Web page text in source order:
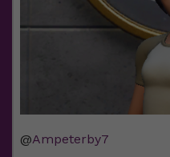
@Ampeterby7